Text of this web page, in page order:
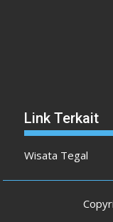
Link Terkait
Wisata Tegal